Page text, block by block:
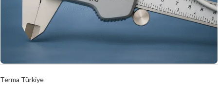
Terma Türkiye